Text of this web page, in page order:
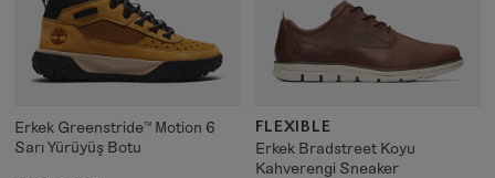
Erkek Greenstride™ Motion 6
Sarı Yürüyüş Botu
FLEXIBLE
Erkek Bradstreet Koyu
Kahverengi Sneaker